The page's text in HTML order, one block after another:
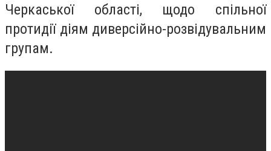
Черкаської області, щодо спільної
протидії діям диверсійно-розвідувальним
групам.